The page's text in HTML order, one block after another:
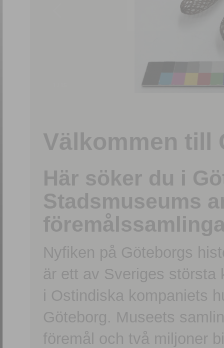
Välkommen till
Här söker du i
Stadsmuseums
Nyfiken på Göteborgs
är ett av Sveriges största
i Ostindiska kompaniets
Göteborg. Museets
föremål och två miljoner